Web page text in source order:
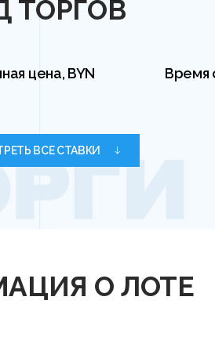
ТОРГОВ
цена, BYN Время
ВСЕ СТАВКИ
О ЛОТЕ